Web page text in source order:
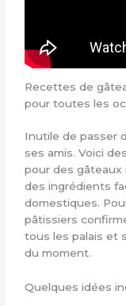
Recettes de
pour toutes les
Inutile de passer
ses amis. Voici
pour des gâteaux
des ingrédients
domestiques.
pâtissiers
tous les palais et
du moment.
Quelques idées